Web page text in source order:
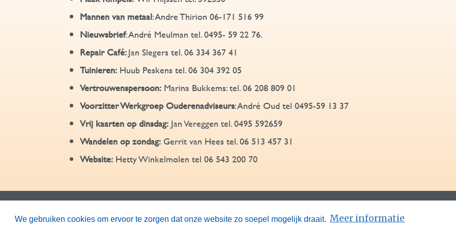
We gebruiken cookies om ervoor te zorgen dat onze website zo soepel mogelijk draait. Meer informatie
Mannen van metaal: Andre Thirion 06-171 516 99
Nieuwsbrief: André Meulman tel. 0495- 59 22 76.
Repair Café:Jan Slegers tel. 06 334 367 41
Tuinieren: Huub Peskens tel. 06 304 392 05
Vertrouwenspersoon: Marina Bukkems: tel. 06 208 809 01
Voorzitter Werkgroep Ouderenadviseurs: André Oud tel 0495-59 13 37
Vrij kaarten op dinsdag: Jan Vereggen tel. 0495 592659
Wandelen op zondag: Gerrit van Hees tel. 06 513 457 31
Website: Hetty Winkelmolen tel 06 543 200 70